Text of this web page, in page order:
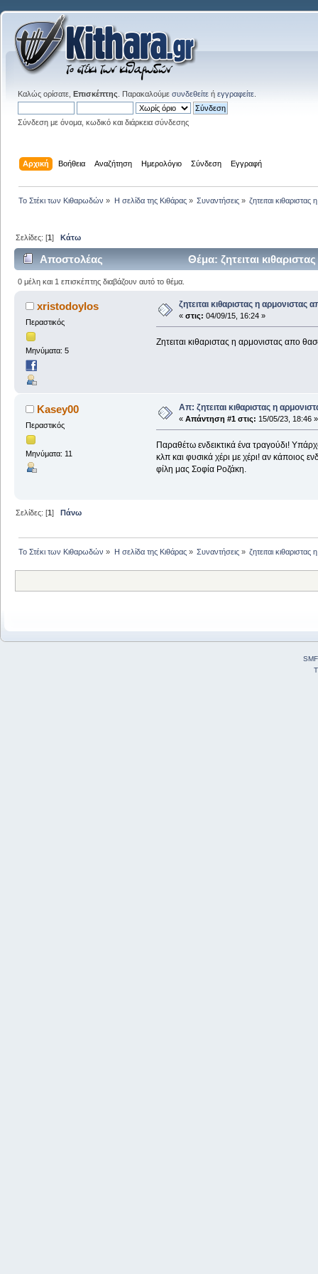
Καλώς ορίσατε, Επισκέπτης . Παρακαλούμε συνδεθείτε ή εγγραφείτε
Σύνδεση με όνομα, κωδικό και διάρκεια σύνδεσης
Αρχική Βοήθεια Αναζήτηση Ημερολόγιο Σύνδεση Εγγραφή
Το Στέκι των Κιθαρωδών » Η σελίδα της Κιθάρας» Συναντήσεις» ζητειται
Σελίδες: [1]Κάτω
Αποστολέας Θέμα: ζητειται
0 μέλη και 1 επισκέπτης διαβάζουν αυτό το θέμα.
xristodoylos
Περαστικός
Μηνύματα: 5
ζητειται κιθαριστας η αρμονιστας
« στις: 04/09/15, 16:24 »
Ζητειται κιθαριστας η αρμονιστας απο
Kasey00
Περαστικός
Μηνύματα: 11
Απ: ζητειται κιθαριστας η
« Απάντηση #1 στις: 15/05/23, 18:46 »
Παραθέτω ενδεικτικά ένα τραγούδι!
κλπ και φυσικά χέρι με χέρι! αν κάποιος
φίλη μας Σοφία Ροζάκη.
Σελίδες: [1]Πάνω
Το Στέκι των Κιθαρωδών » Η σελίδα της Κιθάρας» Συναντήσεις» ζητειται